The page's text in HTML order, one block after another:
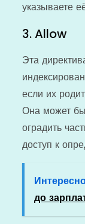
указываете
3. Allow
Эта
если их
Она может
оградить
доступ к
до